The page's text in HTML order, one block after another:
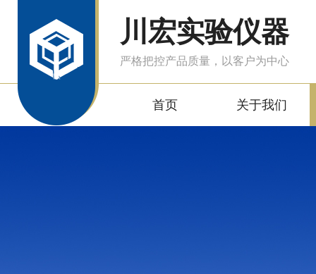
川宏实验仪器
严格把控产品质量，以客户为中心
首页 关于我们